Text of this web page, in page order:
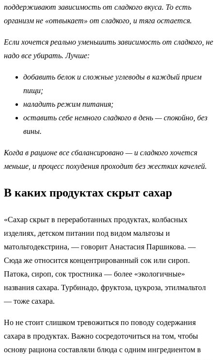
поддерживают зависимость от сладкого вкуса. То есть
организм не «отвыкает» от сладкого, и тяга остается.
Если хочется реально уменьшить зависимость от сладкого, не
надо все убирать. Лучше:
добавить белок и сложные углеводы в каждый прием
пищи;
наладить режим питания;
оставить себе немного сладкого в день — спокойно, без
вины.
Когда в рационе все сбалансировано — и сладкого хочется
меньше, и процесс похудения проходит без жестких качелей.
В каких продуктах скрыт сахар
«Сахар скрыт в переработанных продуктах, колбасных
изделиях, детском питании под видом мальтозы и
матольтодекстрина, — говорит Анастасия Паршикова. —
Сюда же относится концентрированный сок или сироп.
Патока, сироп, сок тростника — более «экологичные»
названия сахара. Турбинадо, фруктоза, цукроза, этилмальтол
— тоже сахара.
Но не стоит слишком тревожиться по поводу содержания
сахара в продуктах. Важно сосредоточиться на том, чтобы
основу рациона составляли блюда с одним ингредиентом в